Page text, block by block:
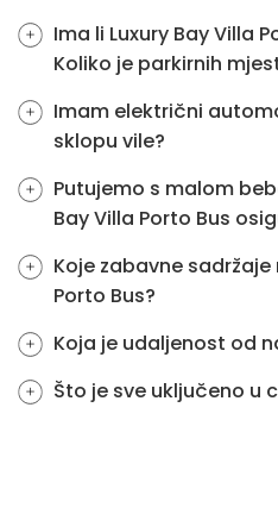
Ima li Luxury Bay Villa
Koliko je parkirnih
Imam električni
sklopu vile?
Putujemo s malom
Bay Villa Porto Bus
Koje zabavne sadržaje
Porto Bus?
Koja je udaljenost od
Što je sve uključeno u